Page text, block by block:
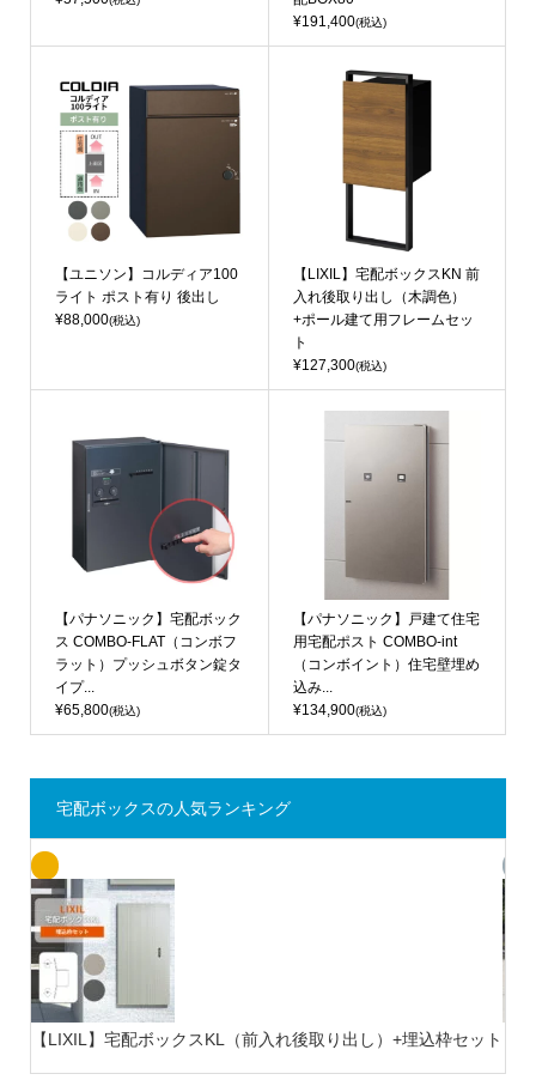
¥191,400(税込)
【ユニソン】コルディア100
ライト ポスト有り 後出し
¥88,000(税込)
【LIXIL】宅配ボックスKN 前
入れ後取り出し（木調色）
+ポール建て用フレームセッ
ト
¥127,300(税込)
【パナソニック】宅配ボック
ス COMBO-FLAT（コンボフ
ラット）プッシュボタン錠タ
イプ...
¥65,800(税込)
【パナソニック】戸建て住宅
用宅配ポスト COMBO-int
（コンボイント）住宅壁埋め
込み...
¥134,900(税込)
宅配ボックスの人気ランキング
【LIXIL】宅配ボックスKL（前入れ後取り出し）+埋込枠セット